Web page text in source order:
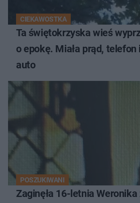
CIEKAWOSTKA
Ta świętokrzyska wieś
o epokę. Miała prąd,
auto
POSZUKIWANI
Zaginęła 16-letnia